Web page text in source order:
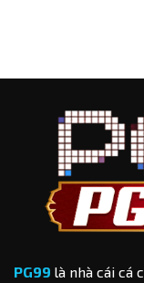
PG99 là nhà cái cá